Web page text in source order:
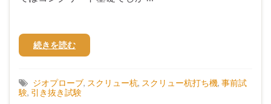
続きを読む
ジオプローブ, スクリュー杭, スクリュー杭打ち機, 事前試
験, 引き抜き試験